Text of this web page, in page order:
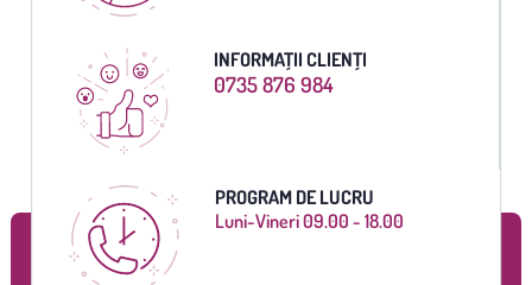
INFORMAȚII CLIENȚI
0735 876 984
PROGRAM DE LUCRU
Luni-Vineri 09.00 - 18.00